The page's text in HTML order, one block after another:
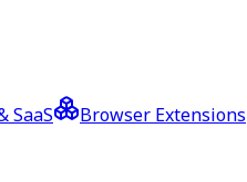
SaaS Browser Extensions